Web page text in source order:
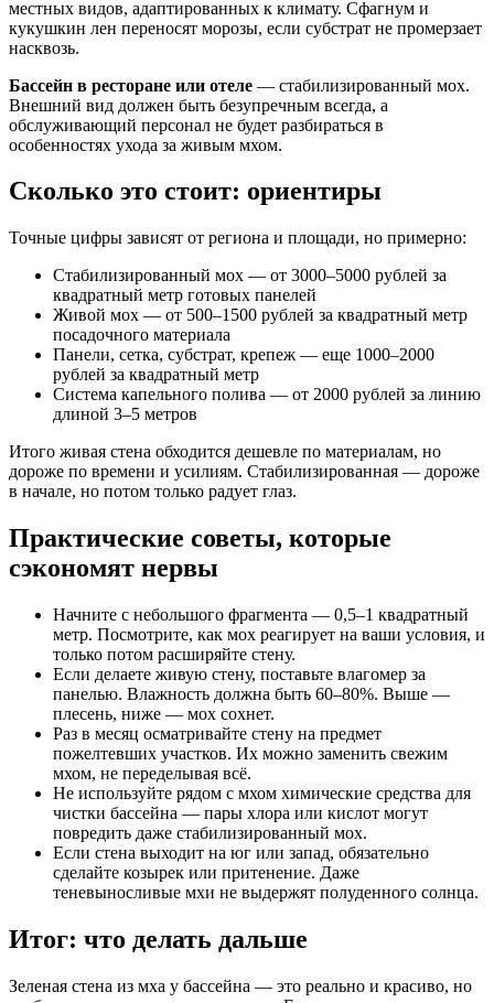
местных видов, адаптированных к климату. Сфагнум и
кукушкин лен переносят морозы, если субстрат не промерзает
насквозь.
Бассейн в ресторане или отеле — стабилизированный мох.
Внешний вид должен быть безупречным всегда, а
обслуживающий персонал не будет разбираться в
особенностях ухода за живым мхом.
Сколько это стоит: ориентиры
Точные цифры зависят от региона и площади, но примерно:
Стабилизированный мох — от 3000–5000 рублей за
квадратный метр готовых панелей
Живой мох — от 500–1500 рублей за квадратный метр
посадочного материала
Панели, сетка, субстрат, крепеж — еще 1000–2000
рублей за квадратный метр
Система капельного полива — от 2000 рублей за линию
длиной 3–5 метров
Итого живая стена обходится дешевле по материалам, но
дороже по времени и усилиям. Стабилизированная — дороже
в начале, но потом только радует глаз.
Практические советы, которые
сэкономят нервы
Начните с небольшого фрагмента — 0,5–1 квадратный
метр. Посмотрите, как мох реагирует на ваши условия, и
только потом расширяйте стену.
Если делаете живую стену, поставьте влагомер за
панелью. Влажность должна быть 60–80%. Выше —
плесень, ниже — мох сохнет.
Раз в месяц осматривайте стену на предмет
пожелтевших участков. Их можно заменить свежим
мхом, не переделывая всё.
Не используйте рядом с мхом химические средства для
чистки бассейна — пары хлора или кислот могут
повредить даже стабилизированный мох.
Если стена выходит на юг или запад, обязательно
сделайте козырек или притенение. Даже
теневыносливые мхи не выдержят полуденного солнца.
Итог: что делать дальше
Зеленая стена из мха у бассейна — это реально и красиво, но